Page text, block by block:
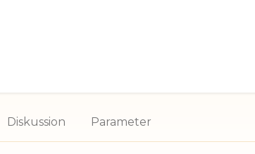
Diskussion Parameter